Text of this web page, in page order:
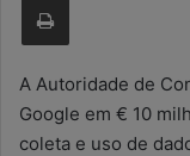
A Autoridade de
Google em € 10
coleta e uso de